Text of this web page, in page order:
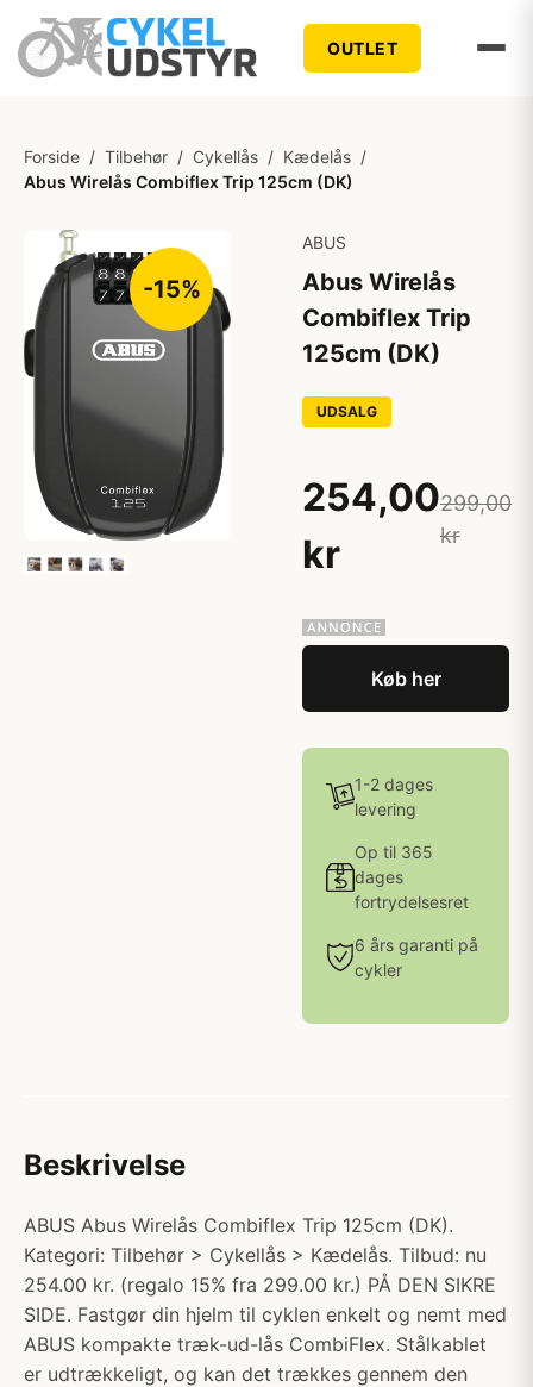
OUTLET
Forside / Tilbehør / Cykellås / Kædelås /
Abus Wirelås Combiflex Trip 125cm (DK)
-15%
ABUS
Abus Wirelås
Combiflex Trip
125cm (DK)
UDSALG
254,00
kr
299,00
kr
Køb her
1-2 dages
levering
Op til 365
dages
fortrydelsesret
6 års garanti på
cykler
Beskrivelse
ABUS Abus Wirelås Combiflex Trip 125cm (DK).
Kategori: Tilbehør > Cykellås > Kædelås. Tilbud: nu
254.00 kr. (regalo 15% fra 299.00 kr.) PÅ DEN SIKRE
SIDE. Fastgør din hjelm til cyklen enkelt og nemt med
ABUS kompakte træk-ud-lås CombiFlex. Stålkablet
er udtrækkeligt, og kan det trækkes gennem den